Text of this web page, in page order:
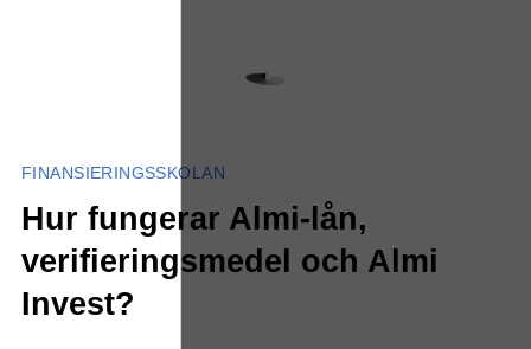
FINANSIERINGSSKOLAN
Hur fungerar Almi-lån,
verifieringsmedel och Almi
Invest?